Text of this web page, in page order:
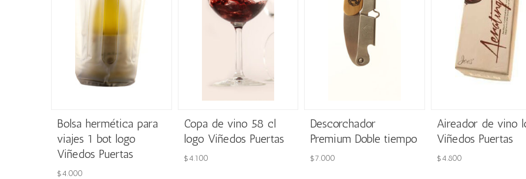
Bolsa hermética para
viajes 1 bot logo
Viñedos Puertas
$4.000
Copa de vino 58 cl
logo Viñedos Puertas
$4.100
Descorchador
Premium Doble tiempo
$7.000
Aireador de vino
Viñedos Puertas
$4.800